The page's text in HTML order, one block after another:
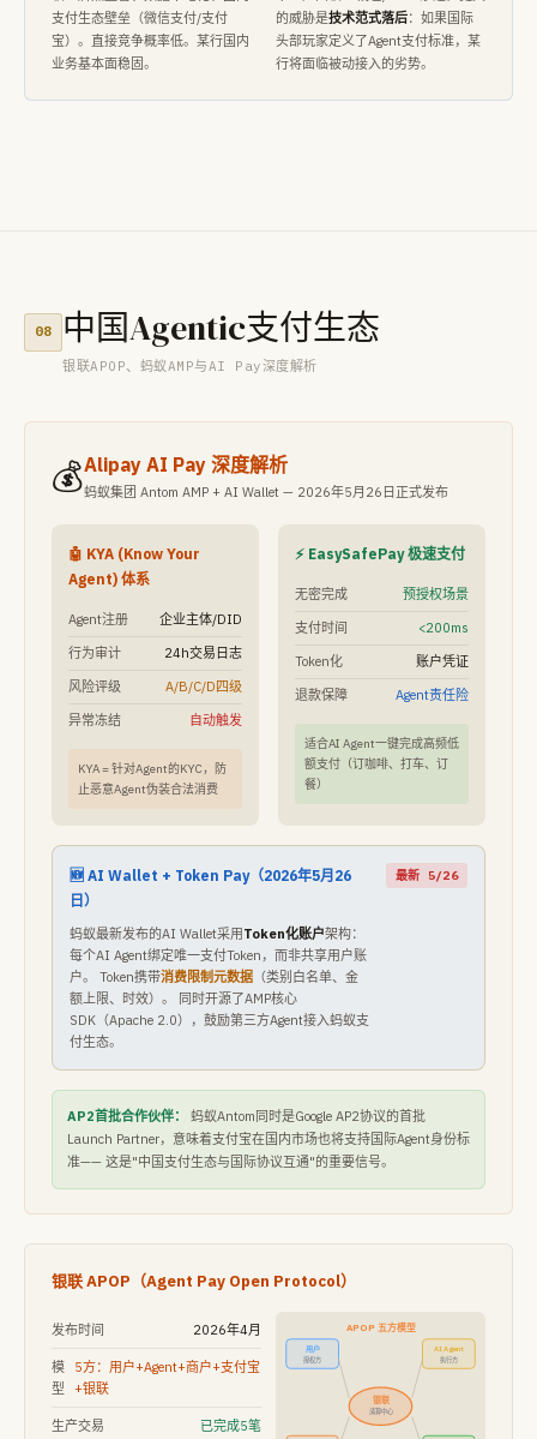
支付生态壁垒（微信支付/支付
宝）。直接竞争概率低。某行国内
业务基本面稳固。
的威胁是技术范式落后：如果国际
头部玩家定义了Agent支付标准，某
行将面临被动接入的劣势。
08 中国Agentic支付生态
银联APOP、蚂蚁AMP与AI Pay深度解析
💰Alipay AI Pay 深度解析
蚂蚁集团 Antom AMP + AI Wallet — 2026年5月26日正式发布
🤖 KYA (Know Your
Agent) 体系
Agent注册
企业主体/DID
行为审计
24h交易日志
风险评级
A/B/C/D四级
异常冻结
自动触发
KYA = 针对Agent的KYC，防
止恶意Agent伪装合法消费
⚡ EasySafePay 极速支付
无密完成
预授权场景
支付时间
<200ms
Token化
账户凭证
退款保障
Agent责任险
适合AI Agent一键完成高频低
额支付（订咖啡、打车、订
餐）
🆕 AI Wallet + Token Pay（2026年5月26
日）
蚂蚁最新发布的AI Wallet采用Token化账户架构：
每个AI Agent绑定唯一支付Token，而非共享用户账
户。 Token携带消费限制元数据 （类别白名单、金
额上限、时效）。 同时开源了AMP核心
SDK（Apache 2.0），鼓励第三方Agent接入蚂蚁支
付生态。
最新 5/26
AP2首批合作伙伴：
蚂蚁Antom同时是Google AP2协议的首批
Launch Partner，意味着支付宝在国内市场也将支持国际Agent身份标
准—— 这是"中国支付生态与国际协议互通"的重要信号。
银联 APOP（Agent Pay Open Protocol）
发布时间 2026年4月
模
型
5方：用户+Agent+商户+支付宝
+银联
生产交易 已完成5笔
APOP 五方模型
银联
清算中心
用户
授权方
AI Agent
执行方